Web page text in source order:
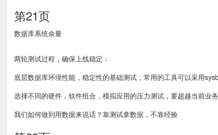
第21页
数据库系统余量
两轮测试过程，确保上线稳定：
底层数据库环境性能，稳定性的基础测试，常用的工具可以采用
选择不同的硬件，软件组合，模拟应用的压力测试，要超越当前
我们如何做到用数据来说话？靠测试拿数据，不靠经验